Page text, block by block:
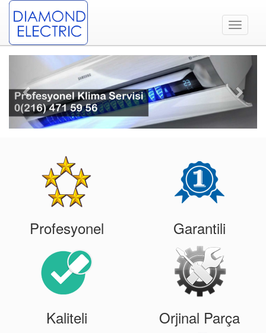
Toggle
Previous Next
Profesyonel Garantili
Kaliteli Orjinal Parça